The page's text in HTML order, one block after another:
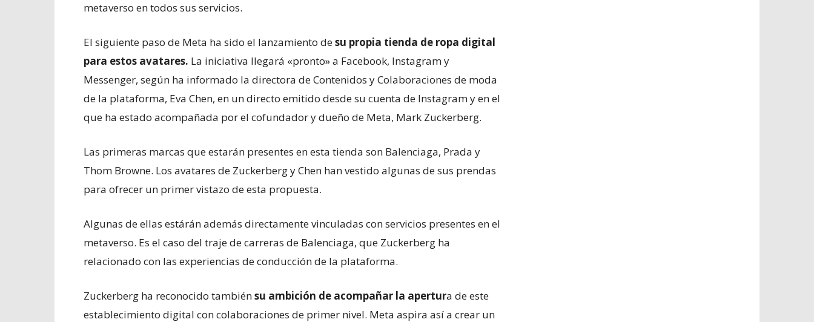
metaverso en todos sus servicios.
El siguiente paso de Meta ha sido el lanzamiento desu propia tienda de ropa digital
para estos avatares. La iniciativa llegará «pronto» a Facebook, Instagram y
Messenger, según ha informado la directora de Contenidos y Colaboraciones de moda
de la plataforma, Eva Chen, en un directo emitido desde su cuenta de Instagram y en el
que ha estado acompañada por el cofundador y dueño de Meta, Mark Zuckerberg.
Las primeras marcas que estarán presentes en esta tienda son Balenciaga, Prada y
Thom Browne. Los avatares de Zuckerberg y Chen han vestido algunas de sus prendas
para ofrecer un primer vistazo de esta propuesta.
Algunas de ellas estárán además directamente vinculadas con servicios presentes en el
metaverso. Es el caso del traje de carreras de Balenciaga, que Zuckerberg ha
relacionado con las experiencias de conducción de la plataforma.
Zuckerberg ha reconocido tambiénsu ambición de acompañar la apertura de este
establecimiento digital con colaboraciones de primer nivel. Meta aspira así a crear un